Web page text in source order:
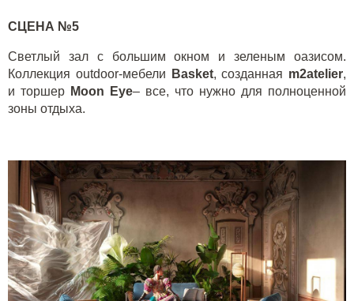
СЦЕНА №5
Светлый зал с большим окном и зеленым оазисом.
Коллекция outdoor-мебели Basket, созданная m2atelier,
и торшер Мооn Eye– все, что нужно для полноценной
зоны отдыха.